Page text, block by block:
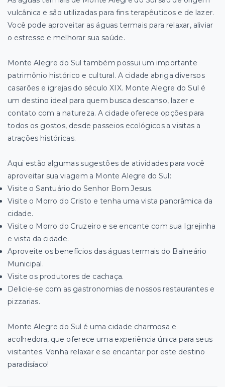
vulcânica e são utilizadas para fins terapêuticos e de lazer.
Você pode aproveitar as águas termais para relaxar, aliviar
o estresse e melhorar sua saúde.
Monte Alegre do Sul também possui um importante
patrimônio histórico e cultural. A cidade abriga diversos
casarões e igrejas do século XIX. Monte Alegre do Sul é
um destino ideal para quem busca descanso, lazer e
contato com a natureza. A cidade oferece opções para
todos os gostos, desde passeios ecológicos a visitas a
atrações históricas.
Aqui estão algumas sugestões de atividades para você
aproveitar sua viagem a Monte Alegre do Sul:
Visite o Santuário do Senhor Bom Jesus.
Visite o Morro do Cristo e tenha uma vista panorâmica da
cidade.
Visite o Morro do Cruzeiro e se encante com sua Igrejinha
e vista da cidade.
Aproveite os benefícios das águas termais do Balneário
Municipal.
Visite os produtores de cachaça.
Delicie-se com as gastronomias de nossos restaurantes e
pizzarias.
Monte Alegre do Sul é uma cidade charmosa e
acolhedora, que oferece uma experiência única para seus
visitantes. Venha relaxar e se encantar por este destino
paradisíaco!